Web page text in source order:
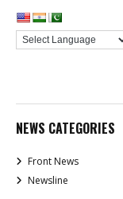
NEWS CATEGORIES
Front News
Newsline